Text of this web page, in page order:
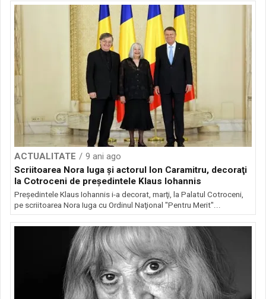
ACTUALITATE
9 ani ago
Scriitoarea Nora Iuga şi actorul Ion Caramitru, decoraţi
la Cotroceni de preşedintele Klaus Iohannis
Preşedintele Klaus Iohannis i-a decorat, marţi, la Palatul Cotroceni,
pe scriitoarea Nora Iuga cu Ordinul Naţional "Pentru Merit"...